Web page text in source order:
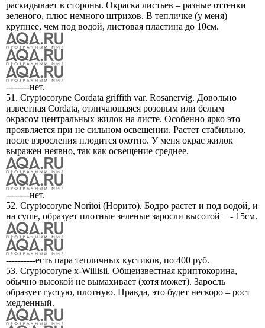
раскидывает в стороны. Окраска листьев – разные оттенки
зеленого, плюс немного штрихов. В тепличке (у меня)
крупнее, чем под водой, листовая пластина до 10см.
--------нет.
51. Cryptocoryne Cordata griffith var. Rosanervig. Довольно
известная Cordata, отличающаяся розовым или белым
окрасом центральных жилок на листе. Особенно ярко это
проявляется при не сильном освещении. Растет стабильно,
после взросления плодится охотно. У меня окрас жилок
выражен неявно, так как освещение среднее.
--------нет.
52. Cryptocoryne Noritoi (Норито). Бодро растет и под водой, и
на суше, образует плотные зеленые заросли высотой + - 15см.
----------есть пара тепличных кустиков, по 400 руб.
53. Cryptocoryne x-Willisii. Общеизвестная криптокорина,
обычно высокой не вымахивает (хотя может). Заросль
образует густую, плотную. Правда, это будет нескоро – рост
медленный.